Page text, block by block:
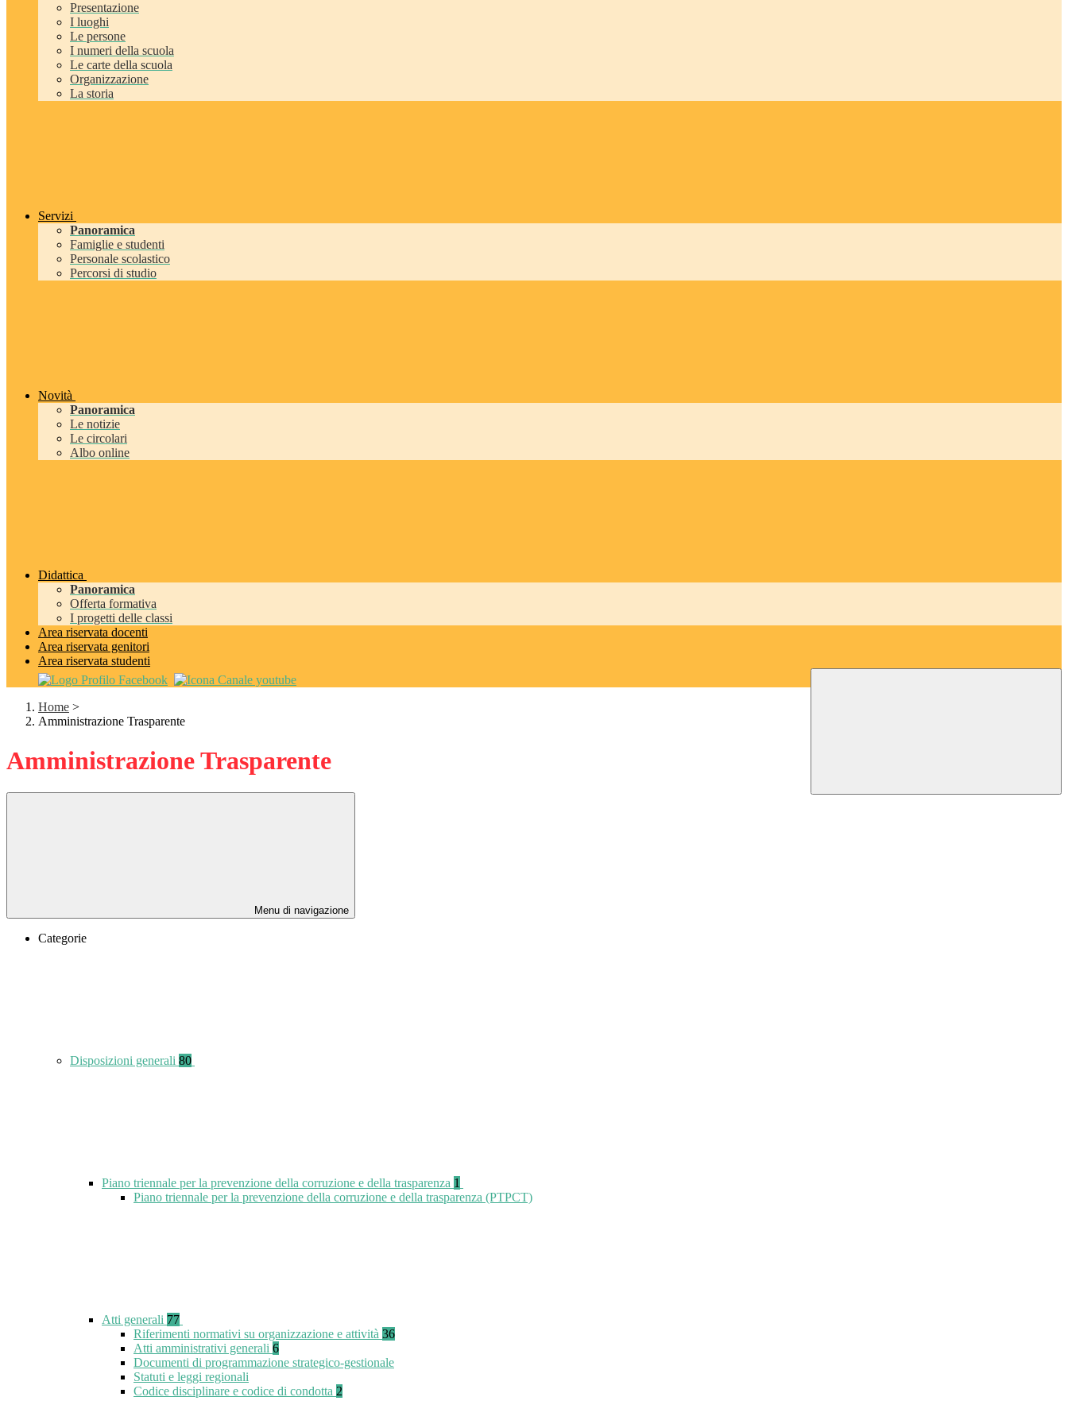
Presentazione
I luoghi
Le persone
I numeri della scuola
Le carte della scuola
Organizzazione
La storia
Servizi
Panoramica
Famiglie e studenti
Personale scolastico
Percorsi di studio
Novità
Panoramica
Le notizie
Le circolari
Albo online
Didattica
Panoramica
Offerta formativa
I progetti delle classi
Area riservata docenti
Area riservata genitori
Area riservata studenti
Home >
Amministrazione Trasparente
Amministrazione Trasparente
Menu di navigazione
Categorie
Disposizioni generali 80
Piano triennale per la prevenzione della corruzione e della trasparenza 1
Piano triennale per la prevenzione della corruzione e della trasparenza (PTPCT)
Atti generali 77
Riferimenti normativi su organizzazione e attività 36
Atti amministrativi generali 6
Documenti di programmazione strategico-gestionale
Statuti e leggi regionali
Codice disciplinare e codice di condotta 2